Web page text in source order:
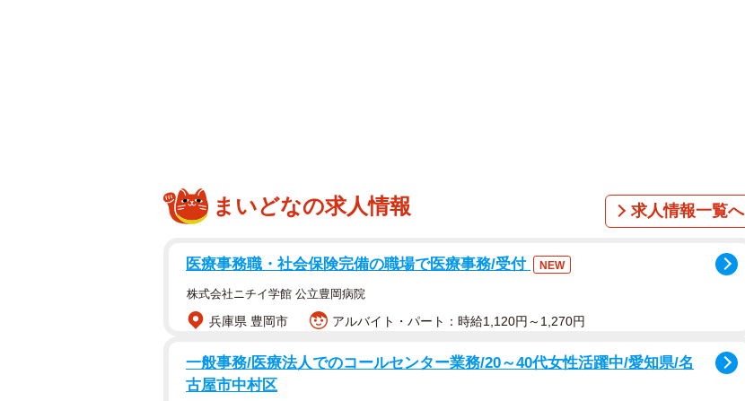
まいどなの求人情報 求人情報一覧へ
医療事務職・社会保険完備の職場で医療事務/受付 NEW
株式会社ニチイ学館 公立豊岡病院
兵庫県 豊岡市 アルバイト・パート：時給1,120円～1,270円
一般事務/医療法人でのコールセンター業務/20～40代女性活躍中/愛知県/名
古屋市中村区